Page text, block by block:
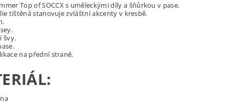
Top of SOCCX s uměleckými díly a šňůrkou v pase.
tištěná stanovuje zvláštní akcenty v kresbě.
švy.
na přední straně.